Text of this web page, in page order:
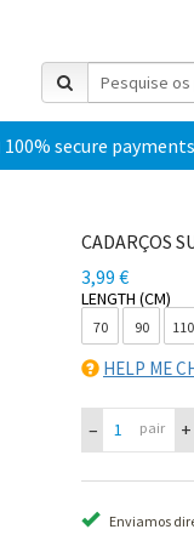
100% secure payments
CADARÇOS
3,99 €
LENGTH (CM)
70 90 110
HELP ME
– pair +
Enviamos